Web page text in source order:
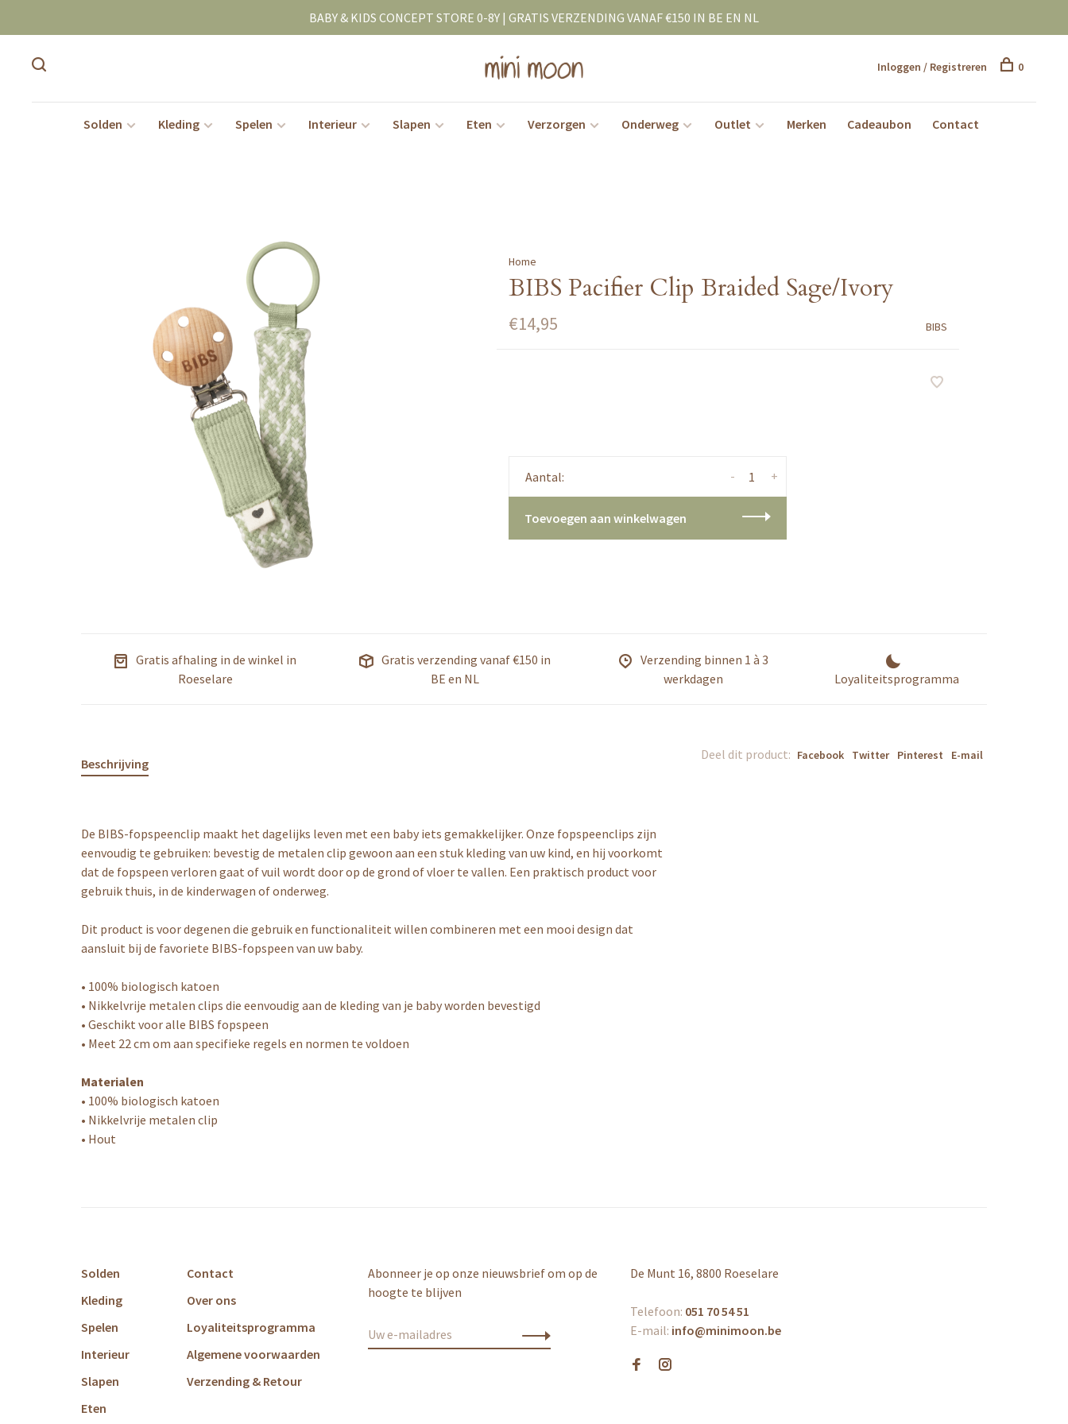
BABY & KIDS CONCEPT STORE 0-8Y | GRATIS VERZENDING VANAF €150 IN BE EN NL
Solden Kleding Spelen Interieur Slapen Eten Verzorgen Onderweg Outlet Merken Cadeaubon Contact
Inloggen / Registreren 0
Home
BIBS Pacifier Clip Braided Sage/Ivory
€14,95 BIBS
Aantal: +
-
Toevoegen aan winkelwagen
Gratis afhaling in de winkel in
Roeselare
Gratis verzending vanaf €150 in
BE en NL
Verzending binnen 1 à 3
werkdagen
Loyaliteitsprogramma
Deel dit product: Facebook Twitter Pinterest E-mail
Beschrijving
De BIBS-fopspeenclip maakt het dagelijks leven met een baby iets gemakkelijker. Onze fopspeenclips zijn
eenvoudig te gebruiken: bevestig de metalen clip gewoon aan een stuk kleding van uw kind, en hij voorkomt
dat de fopspeen verloren gaat of vuil wordt door op de grond of vloer te vallen. Een praktisch product voor
gebruik thuis, in de kinderwagen of onderweg.
Dit product is voor degenen die gebruik en functionaliteit willen combineren met een mooi design dat
aansluit bij de favoriete BIBS-fopspeen van uw baby.
• 100% biologisch katoen
• Nikkelvrije metalen clips die eenvoudig aan de kleding van je baby worden bevestigd
• Geschikt voor alle BIBS fopspeen
• Meet 22 cm om aan specifieke regels en normen te voldoen
Materialen
• 100% biologisch katoen
• Nikkelvrije metalen clip
• Hout
Solden
Kleding
Spelen
Interieur
Slapen
Eten
Contact
Over ons
Loyaliteitsprogramma
Algemene voorwaarden
Verzending & Retour
Abonneer je op onze nieuwsbrief om op de
hoogte te blijven
De Munt 16, 8800 Roeselare
Telefoon: 051 70 54 51
E-mail: info@minimoon.be